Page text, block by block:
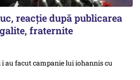
reacţie după publicarea
fraternite